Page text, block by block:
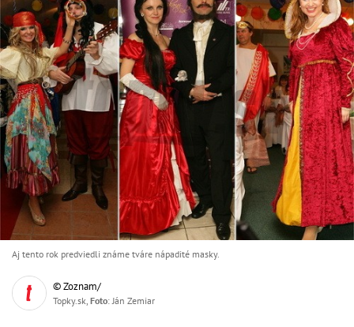
Aj tento rok predviedli známe tváre nápadité masky.
© Zoznam/
Topky.sk, Foto: Ján Zemiar